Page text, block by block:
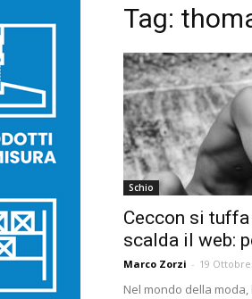
Tag:
Schio
Ceccon si
scalda il web:
Marco Zorzi - 19 Ottobre
Nel mondo della